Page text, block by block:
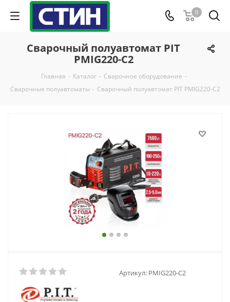
0
Сварочный полуавтомат PIT
PMIG220-C2
Главная - Каталог - Сварочное оборудование -
Сварочные полуавтоматы - Сварочный полуавтомат PIT PMIG220-C2
Артикул: PMIG220-C2